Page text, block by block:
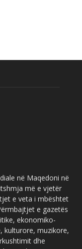
në Maqedoni në
më e vjetër
e veta i mbështet
e gazetës
ekonomiko-
kulturore, muzikore,
dhe